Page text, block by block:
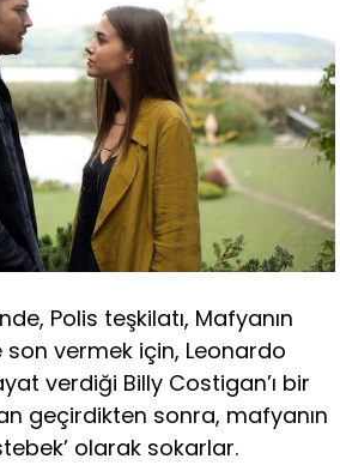
Polis teşkilatı, Mafyanın
vermek için, Leonardo
verdiği Billy Costigan’ı bir
geçirdikten sonra, mafyanın
olarak sokarlar.